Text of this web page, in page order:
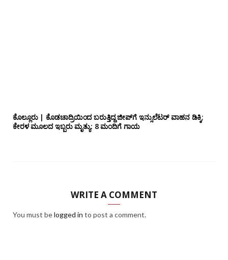
ಕೊಲ್ಲೂರು | ಕೊಡಚಾದ್ರಿಯಿಂದ ಬರುತ್ತಿದ್ದ ಜೀಪ್‌ಗೆ ಇನ್ಸುಲೆಟರ್ ವಾಹನ ಡಿಕ್ಕಿ;
ಕೇರಳ ಮೂಲದ ಇಬ್ಬರು ಮೃತ್ಯು: 8 ಮಂದಿಗೆ ಗಾಯ
WRITE A COMMENT
You must belogged in to post a comment.